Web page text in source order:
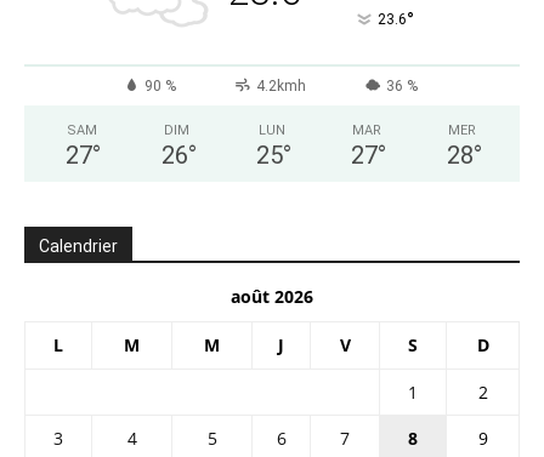
23.6°
90 % 4.2kmh 36 %
SAM
27°
DIM
26°
LUN
25°
MAR
27°
MER
28°
Calendrier
août 2026
L M M J V S D
1
2
3
4 5 6 7 8
9